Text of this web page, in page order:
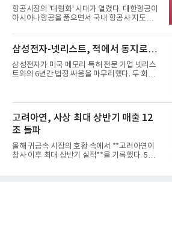
항공시장의 '대형화' 시대가 열렸다. 대한항공이
아시아나항공을 품으면서 국내 항공사 지도가
삼성전자-넷리스트, 적에서 동지로…
삼성전자가 미국 메모리 특허 전문 기업 넷리스
트와의 6년간 법정 싸움을 마무리했다. 두 회사
고려아연, 사상 최대 상반기 매출 12
조 돌파
올해 귀금속 시장의 호황 속에서 **고려아연이
창사 이후 최대 상반기 실적**을 기록했다. 5일